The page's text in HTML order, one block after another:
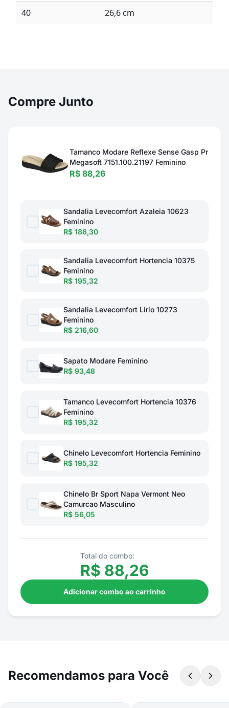
40 26,6 cm
Compre Junto
Tamanco Modare Reflexe Sense Gasp Pr
Megasoft 7151.100.21197 Feminino
R$ 88,26
Sandalia Levecomfort Azaleia 10623
Feminino
R$ 186,30
Sandalia Levecomfort Hortencia 10375
Feminino
R$ 195,32
Sandalia Levecomfort Lirio 10273
Feminino
R$ 216,60
Sapato Modare Feminino
R$ 93,48
Tamanco Levecomfort Hortencia 10376
Feminino
R$ 195,32
Chinelo Levecomfort Hortencia Feminino
R$ 195,32
Chinelo Br Sport Napa Vermont Neo
Camurcao Masculino
R$ 56,05
Total do combo:
R$ 88,26
Adicionar combo ao carrinho
Recomendamos para Você